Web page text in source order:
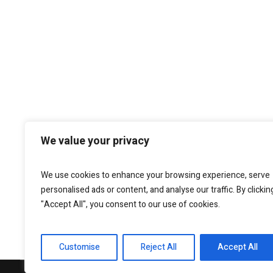
We value your privacy
We use cookies to enhance your browsing experience, serve
personalised ads or content, and analyse our traffic. By
"Accept All", you consent to our use of cookies.
Customise Reject All Accept All